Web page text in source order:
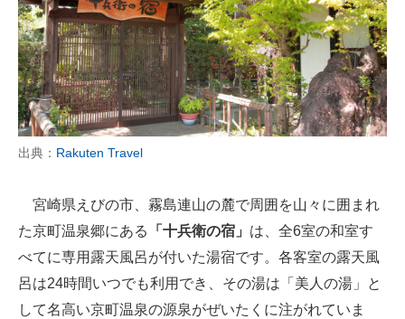
出典： Rakuten Travel
宮崎県えびの市、霧島連山の麓で周囲を山々に囲まれ
た京町温泉郷にある
「十兵衛の宿」 は、全6室の和室す
べてに専用露天風呂が付いた湯宿です。各客室の露天風
呂は24時間いつでも利用でき、その湯は「美人の湯」と
して名高い京町温泉の源泉がぜいたくに注がれていま